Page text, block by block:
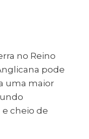
no Reino
pode
uma maior
cheio de